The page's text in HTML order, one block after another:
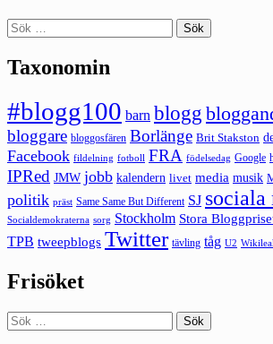
Sök
efter:
Taxonomin
#blogg100 barn blogg
bloggare bloggosfären Borlänge Brit Stakston
Facebook fildelning fotboll FRA födelsedag Google
IPRed JMW jobb kalendern livet media musik
politik präst Same Same But Different SJ sociala
Socialdemokraterna sorg Stockholm Stora
TPB tweepblogs Twitter tävling tåg U2
Frisöket
Sök
efter: